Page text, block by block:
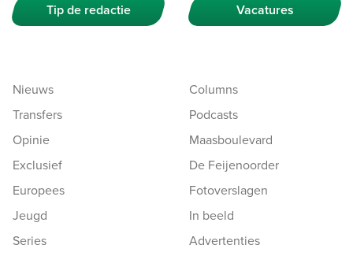
Tip de redactie Vacatures
Nieuws
Transfers
Opinie
Exclusief
Europees
Jeugd
Series
Columns
Podcasts
Maasboulevard
De Feijenoorder
Fotoverslagen
In beeld
Advertenties